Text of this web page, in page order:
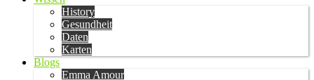
History
Gesundheit
Daten
Karten
Blogs
Emma Amour